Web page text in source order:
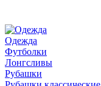
Одежда
Футболки
Лонгсливы
Рубашки